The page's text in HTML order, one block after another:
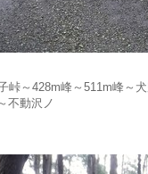
峠～428m峰～511m峰～
不動沢ノ